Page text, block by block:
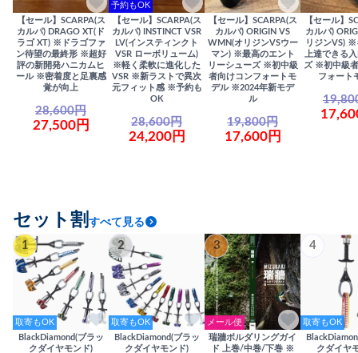
【セール】SCARPA(ス
カルパ) DRAGO XT(ド
ラゴ XT) ※ドラゴファ
ン待望の最終形 ※超好
評の新開発ハニカムヒ
ール ※密着度と足裏感
覚が向上
28,600円
27,500円
予約もOK
【セール】SCARPA(ス
カルパ) INSTINCT VSR
LV(インスティンクト
VSR ローボリューム)
※軽く柔軟に進化した
VSR ※新ラストで異次
元フィット感 ※予約も
OK
28,600円
24,200円
【セール】SCARPA(ス
カルパ) ORIGIN VS
WMN(オリジンVSウー
マン) ※最高のエント
リーシューズ ※初中級
者向けコンフォートモ
デル ※2024年新モデ
ル
19,800円
17,600円
【セール】
カルパ)
リジンVS) ※
上達できる
ズ ※初中級
フォート
セット割 すべて見る
1
取寄もOK
BlackDiamond(ブラッ
クダイヤモンド)
2
取寄もOK
BlackDiamond(ブラッ
クダイヤモンド)
3
メール便
瑞牆ボルダリングガイ
ド 上巻/中巻/下巻 ※
4
取寄もOK
クダイヤ